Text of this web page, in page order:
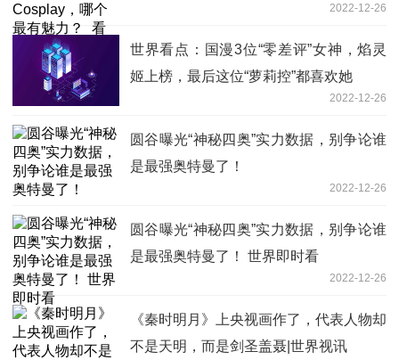
2022-12-26
世界看点：国漫3位“零差评”女神，焰灵
姬上榜，最后这位“萝莉控”都喜欢她
2022-12-26
圆谷曝光“神秘四奥”实力数据，别争论谁
是最强奥特曼了！
2022-12-26
圆谷曝光“神秘四奥”实力数据，别争论谁
是最强奥特曼了！ 世界即时看
2022-12-26
《秦时明月》上央视画作了，代表人物却
不是天明，而是剑圣盖聂|世界视讯